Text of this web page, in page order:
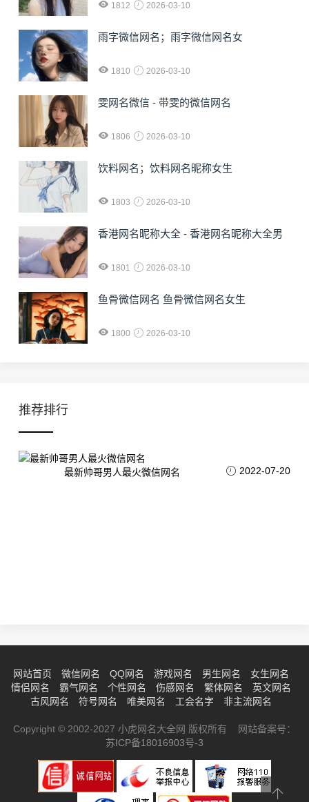
1812 2026-03-10
雨字微信网名；雨字微信网名女
1810 2026-03-10
雯网名微信 - 带雯的微信网名
1806 2026-03-10
饮料网名；饮料网名昵称女生
1803 2026-03-10
香港网名昵称大全 - 香港网名昵称大全男
1801 2026-03-10
鱼骨微信网名 鱼骨微信网名女生
1800 2026-03-10
推荐排行
最新帅哥男人最火微信网名 2022-07-20
网站首页 微信网名 QQ网名 游戏网名 男生网名
女生网名
情侣网名
霸气网名 个性网名 伤感网名 繁体网名
英文网名
古风网名
符号网名 唯美网名 工会名字 非主流网名
Copyright © 2002-2027 小虎网名大全网 版权所有 网站备案号：
苏ICP备18016903号-3